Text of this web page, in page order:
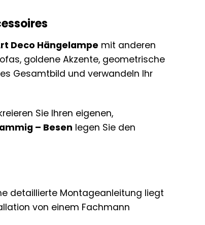
Deco Hängelampe mit anderen
goldene Akzente, geometrische
Gesamtbild und verwandeln Ihr
Sie Ihren eigenen,
– Besen legen Sie den
detaillierte Montageanleitung liegt
von einem Fachmann